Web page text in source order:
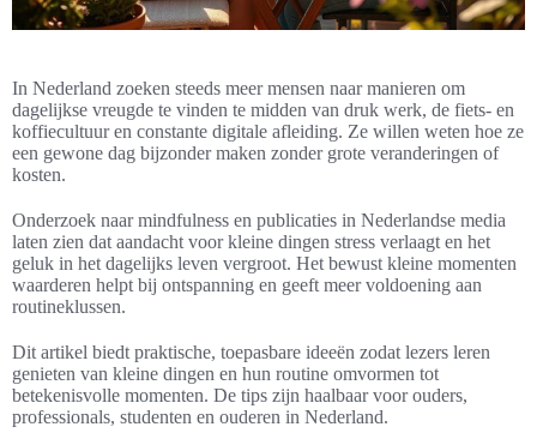
In Nederland zoeken steeds meer mensen naar manieren om
dagelijkse vreugde te vinden te midden van druk werk, de fiets- en
koffiecultuur en constante digitale afleiding. Ze willen weten hoe ze
een gewone dag bijzonder maken zonder grote veranderingen of
kosten.
Onderzoek naar mindfulness en publicaties in Nederlandse media
laten zien dat aandacht voor kleine dingen stress verlaagt en het
geluk in het dagelijks leven vergroot. Het bewust kleine momenten
waarderen helpt bij ontspanning en geeft meer voldoening aan
routineklussen.
Dit artikel biedt praktische, toepasbare ideeën zodat lezers leren
genieten van kleine dingen en hun routine omvormen tot
betekenisvolle momenten. De tips zijn haalbaar voor ouders,
professionals, studenten en ouderen in Nederland.